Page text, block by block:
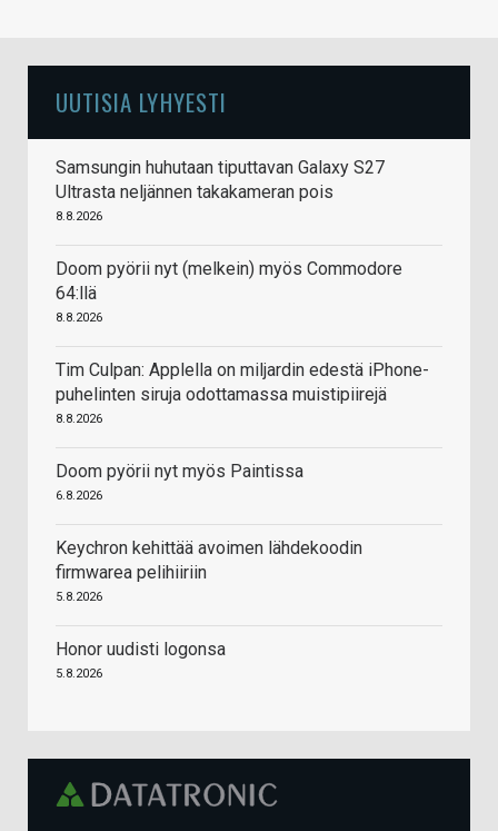
UUTISIA LYHYESTI
Samsungin huhutaan tiputtavan Galaxy S27
Ultrasta neljännen takakameran pois
8.8.2026
Doom pyörii nyt (melkein) myös Commodore
64:llä
8.8.2026
Tim Culpan: Applella on miljardin edestä iPhone-
puhelinten siruja odottamassa muistipiirejä
8.8.2026
Doom pyörii nyt myös Paintissa
6.8.2026
Keychron kehittää avoimen lähdekoodin
firmwarea pelihiiriin
5.8.2026
Honor uudisti logonsa
5.8.2026